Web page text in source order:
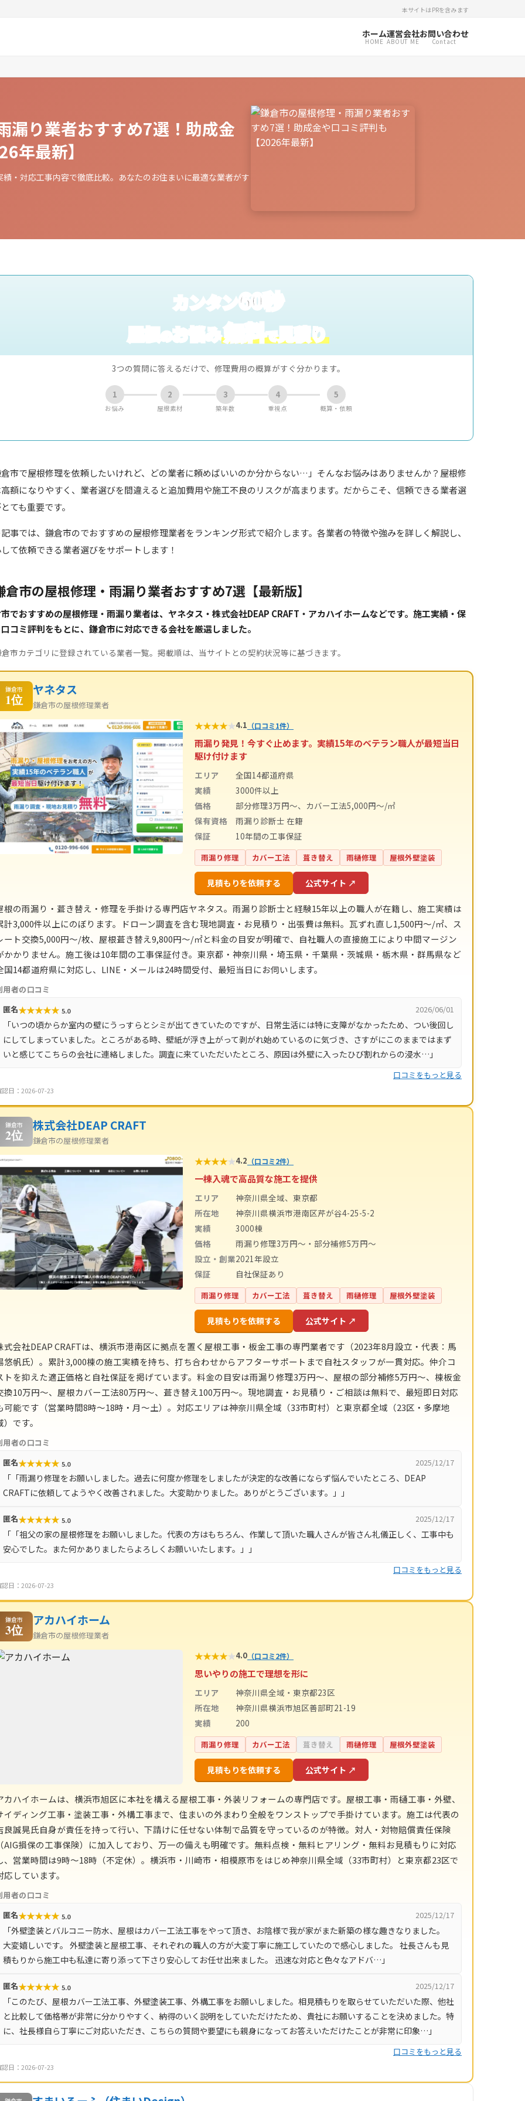
本サイトはPRを含みます
ホーム
HOME
運営会社
ABOUT ME
お問い合わせ
Contact
漏り業者おすすめ7選！助成金
年最新】
・対応工事内容で徹底比較。あなたのお住まいに最適な業者がす
カンタン60秒
屋根のお悩み無料で見積り
3つの質問に答えるだけで、修理費用の概算がすぐ分かります。
1
お悩み
2
屋根素材
3
築年数
4
重視点
5
概算・依頼
市で屋根修理を依頼したいけれど、どの業者に頼めばいいのか分からない…」そんなお悩みはありませんか？屋根修
額になりやすく、業者選びを間違えると追加費用や施工不良のリスクが高まります。だからこそ、信頼できる業者選
ても重要です。
事では、鎌倉市のでおすすめの屋根修理業者をランキング形式で紹介します。各業者の特徴や強みを詳しく解説し、
て依頼できる業者選びをサポートします！
倉市の屋根修理・雨漏り業者おすすめ7選【最新版】
でおすすめの屋根修理・雨漏り業者は、ヤネタス・株式会社DEAP CRAFT・アカハイホームなどです。施工実績・保
コミ評判をもとに、鎌倉市に対応できる会社を厳選しました。
市カテゴリに登録されている業者一覧。掲載順は、当サイトとの契約状況等に基づきます。
鎌倉市
1位
ヤネタス
鎌倉市の屋根修理業者
★★★★★4.1 （口コミ1件）
雨漏り発見！今すぐ止めます。実績15年のベテラン職人が最短当日
駆け付けます
エリア
全国14都道府県
実績
3000件以上
価格
部分修理3万円～、カバー工法5,000円～/㎡
保有資格
雨漏り診断士 在籍
保証
10年間の工事保証
雨漏り修理 カバー工法 葺き替え 雨樋修理 屋根外壁塗装
見積もりを依頼する 公式サイト ↗
根の雨漏り・葺き替え・修理を手掛ける専門店ヤネタス。雨漏り診断士と経験15年以上の職人が在籍し、施工実績は
計3,000件以上にのぼります。ドローン調査を含む現地調査・お見積り・出張費は無料。瓦ずれ直し1,500円〜/㎡、ス
ート交換5,000円〜/枚、屋根葺き替え9,800円〜/㎡と料金の目安が明確で、自社職人の直接施工により中間マージン
かかりません。施工後は10年間の工事保証付き。東京都・神奈川県・埼玉県・千葉県・茨城県・栃木県・群馬県など
国14都道府県に対応し、LINE・メールは24時間受付、最短当日にお伺いします。
用者の口コミ
匿名★★★★★ 5.0 2026/06/01
「いつの頃からか室内の壁にうっすらとシミが出てきていたのですが、日常生活には特に支障がなかったため、つい後回し
にしてしまっていました。ところがある時、壁紙が浮き上がって剥がれ始めているのに気づき、さすがにこのままではまず
いと感じてこちらの会社に連絡しました。調査に来ていただいたところ、原因は外壁に入ったひび割れからの浸水…」
口コミをもっと見る
認日：2026-07-23
鎌倉市
2位
株式会社DEAP CRAFT
鎌倉市の屋根修理業者
★★★★★4.2 （口コミ2件）
一棟入魂で高品質な施工を提供
エリア
神奈川県全域、東京都
所在地
神奈川県横浜市港南区芹が谷4-25-5-2
実績
3000棟
価格
雨漏り修理3万円〜・部分補修5万円〜
設立・創業2021年設立
保証
自社保証あり
雨漏り修理 カバー工法 葺き替え 雨樋修理 屋根外壁塗装
見積もりを依頼する 公式サイト ↗
式会社DEAP CRAFTは、横浜市港南区に拠点を置く屋根工事・板金工事の専門業者です（2023年8月設立・代表：馬
悠帆氏）。累計3,000棟の施工実績を持ち、打ち合わせからアフターサポートまで自社スタッフが一貫対応。仲介コ
トを抑えた適正価格と自社保証を掲げています。料金の目安は雨漏り修理3万円〜、屋根の部分補修5万円〜、棟板金
換10万円〜、屋根カバー工法80万円〜、葺き替え100万円〜。現地調査・お見積り・ご相談は無料で、最短即日対応
可能です（営業時間8時〜18時・月〜土）。対応エリアは神奈川県全域（33市町村）と東京都全域（23区・多摩地
）です。
用者の口コミ
匿名★★★★★ 5.0 2025/12/17
「「雨漏り修理をお願いしました。過去に何度か修理をしましたが決定的な改善にならず悩んでいたところ、DEAP
CRAFTに依頼してようやく改善されました。大変助かりました。ありがとうございます。」」
匿名★★★★★ 5.0 2025/12/17
「「祖父の家の屋根修理をお願いしました。代表の方はもちろん、作業して頂いた職人さんが皆さん礼儀正しく、工事中も
安心でした。また何かありましたらよろしくお願いいたします。」」
口コミをもっと見る
認日：2026-07-23
鎌倉市
3位
アカハイホーム
鎌倉市の屋根修理業者
★★★★★4.0 （口コミ2件）
思いやりの施工で理想を形に
エリア
神奈川県全域・東京都23区
所在地
神奈川県横浜市旭区善部町21-19
実績
200
雨漏り修理 カバー工法 葺き替え 雨樋修理 屋根外壁塗装
見積もりを依頼する 公式サイト ↗
カハイホームは、横浜市旭区に本社を構える屋根工事・外装リフォームの専門店です。屋根工事・雨樋工事・外壁、
イディング工事・塗装工事・外構工事まで、住まいの外まわり全般をワンストップで手掛けています。施工は代表の
良誠晃氏自身が責任を持って行い、下請けに任せない体制で品質を守っているのが特徴。対人・対物賠償責任保険
AIG損保の工事保険）に加入しており、万一の備えも明確です。無料点検・無料ヒアリング・無料お見積もりに対応
、営業時間は9時〜18時（不定休）。横浜市・川崎市・相模原市をはじめ神奈川県全域（33市町村）と東京都23区で
応しています。
用者の口コミ
匿名★★★★★ 5.0 2025/12/17
「外壁塗装とバルコニー防水、屋根はカバー工法工事をやって頂き、お陰様で我が家がまた新築の様な趣きなりました。
大変嬉しいです。 外壁塗装と屋根工事、それぞれの職人の方が大変丁寧に施工していたので感心しました。 社長さんも見
積もりから施工中も私達に寄り添って下さり安心してお任せ出来ました。 迅速な対応と色々なアドバ…」
匿名★★★★★ 5.0 2025/12/17
「このたび、屋根カバー工法工事、外壁塗装工事、外構工事をお願いしました。相見積もりを取らせていただいた際、他社
と比較して価格帯が非常に分かりやすく、納得のいく説明をしていただけたため、貴社にお願いすることを決めました。特
に、社長様自ら丁寧にご対応いただき、こちらの質問や要望にも親身になってお答えいただけたことが非常に印象…」
口コミをもっと見る
認日：2026-07-23